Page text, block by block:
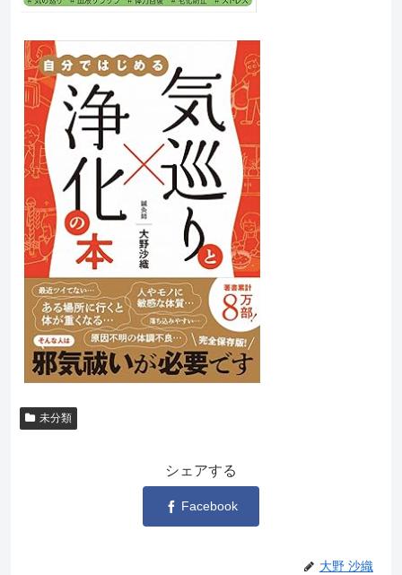
未分類
シェアする
Facebook
大野 沙織